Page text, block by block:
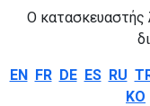
Ο κατασκευαστής
EN FR DE ES RU
KO